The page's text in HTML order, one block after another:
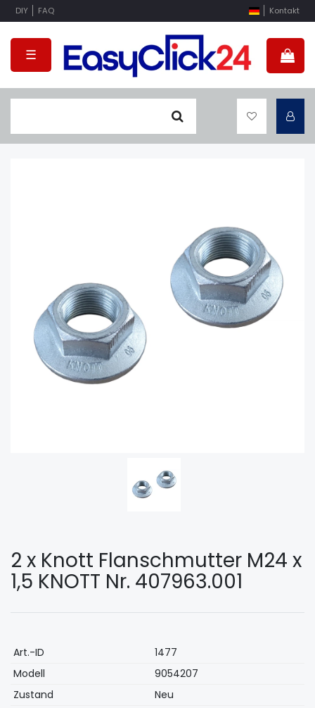
DIY FAQ Kontakt
☰
2 x Knott Flanschmutter M24 x
1,5 KNOTT Nr. 407963.001
Technisches
Merkmal
Wert
Art.-ID
1477
Modell
9054207
Zustand
Neu